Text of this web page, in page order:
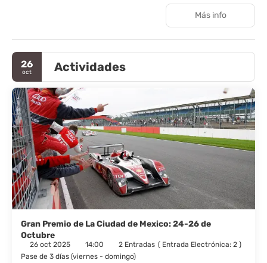
bañera de hidromasaje y gimnasio. Encontrarás además
conexión a Internet wifi gratis y un salón de eventos.
Te sentirás como en tu propia casa en cualquiera de las 112
habitaciones con aire acondicionado. La conexión wifi gratis te
mantendrá en contacto con los tuyos. Además, podrás disfrutar
de canales por satélite. El baño privado con ducha está provisto
de artículos de higiene personal gratuitos y secadores de pelo.
Entre las comodidades, se incluyen escritorio, cafetera y tetera
y teléfono con y llamadas locales gratuitas.
Todos los días se ofrece un desayuno bufé gratuito.
Tendrás un centro de negocios, tintorería y un servicio de
recepción las 24 horas a tu disposición. Se ofrece servicio de
transporte al aeropuerto (ida y vuelta) gratuito disponible 24
horas.
Más info
26
oct Actividades
Gran Premio de La Ciudad de Mexico: 24-26 de
Octubre
26 oct 2025 14:00 2 Entradas ( Entrada Electrónica: 2 )
Pase de 3 días (viernes - domingo)